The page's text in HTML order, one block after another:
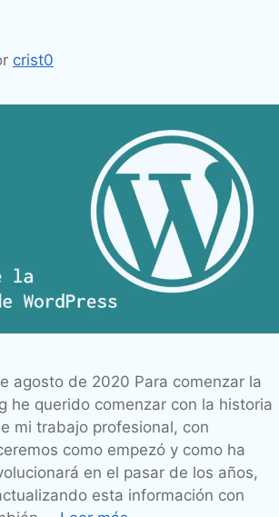
crist0
agosto de 2020 Para comenzar la
he querido comenzar con la historia
mi trabajo profesional, con
como empezó y como ha
en el pasar de los años,
esta información con